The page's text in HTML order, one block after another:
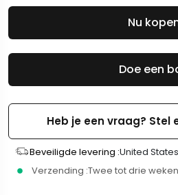
Doe een
Heb je een vraag? Stel
Beveiligde levering :United
Verzending :Twee tot drie weken
Nu